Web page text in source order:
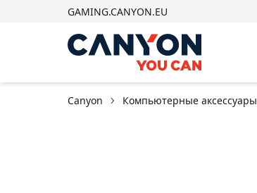
GAMING.CANYON.EU
Canyon Компьютерные аксессуары